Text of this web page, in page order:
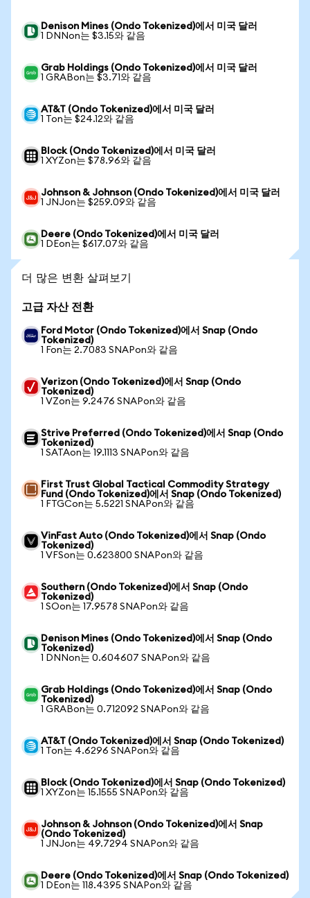
Denison Mines (Ondo Tokenized)에서 미국 달러
1 DNNon는 $3.15와 같음
Grab Holdings (Ondo Tokenized)에서 미국 달러
1 GRABon는 $3.71와 같음
AT&T (Ondo Tokenized)에서 미국 달러
1 Ton는 $24.12와 같음
Block (Ondo Tokenized)에서 미국 달러
1 XYZon는 $78.96와 같음
Johnson & Johnson (Ondo Tokenized)에서 미국 달러
1 JNJon는 $259.09와 같음
Deere (Ondo Tokenized)에서 미국 달러
1 DEon는 $617.07와 같음
더 많은 변환 살펴보기
고급 자산 전환
Ford Motor (Ondo Tokenized)에서 Snap (Ondo
Tokenized)
1 Fon는 2.7083 SNAPon와 같음
Verizon (Ondo Tokenized)에서 Snap (Ondo
Tokenized)
1 VZon는 9.2476 SNAPon와 같음
Strive Preferred (Ondo Tokenized)에서 Snap (Ondo
Tokenized)
1 SATAon는 19.1113 SNAPon와 같음
First Trust Global Tactical Commodity Strategy
Fund (Ondo Tokenized)에서 Snap (Ondo Tokenized)
1 FTGCon는 5.5221 SNAPon와 같음
VinFast Auto (Ondo Tokenized)에서 Snap (Ondo
Tokenized)
1 VFSon는 0.623800 SNAPon와 같음
Southern (Ondo Tokenized)에서 Snap (Ondo
Tokenized)
1 SOon는 17.9578 SNAPon와 같음
Denison Mines (Ondo Tokenized)에서 Snap (Ondo
Tokenized)
1 DNNon는 0.604607 SNAPon와 같음
Grab Holdings (Ondo Tokenized)에서 Snap (Ondo
Tokenized)
1 GRABon는 0.712092 SNAPon와 같음
AT&T (Ondo Tokenized)에서 Snap (Ondo Tokenized)
1 Ton는 4.6296 SNAPon와 같음
Block (Ondo Tokenized)에서 Snap (Ondo Tokenized)
1 XYZon는 15.1555 SNAPon와 같음
Johnson & Johnson (Ondo Tokenized)에서 Snap
(Ondo Tokenized)
1 JNJon는 49.7294 SNAPon와 같음
Deere (Ondo Tokenized)에서 Snap (Ondo Tokenized)
1 DEon는 118.4395 SNAPon와 같음